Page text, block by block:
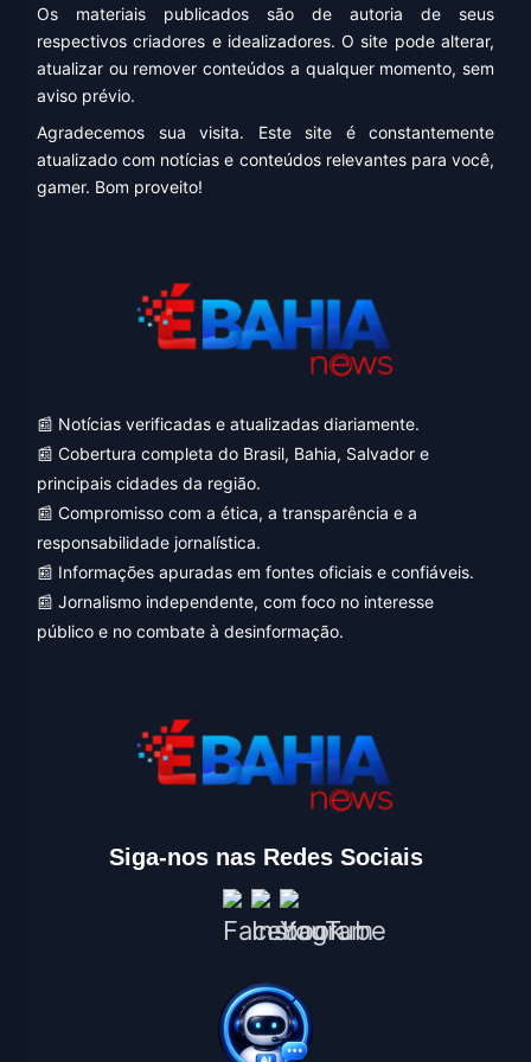
Os materiais publicados são de autoria de seus
respectivos criadores e idealizadores. O site pode alterar,
atualizar ou remover conteúdos a qualquer momento, sem
aviso prévio.
Agradecemos sua visita. Este site é constantemente
atualizado com notícias e conteúdos relevantes para você,
gamer. Bom proveito!
📰 Notícias verificadas e atualizadas diariamente.
📰 Cobertura completa do Brasil, Bahia, Salvador e
principais cidades da região.
📰 Compromisso com a ética, a transparência e a
responsabilidade jornalística.
📰 Informações apuradas em fontes oficiais e confiáveis.
📰 Jornalismo independente, com foco no interesse
público e no combate à desinformação.
Siga-nos nas Redes Sociais